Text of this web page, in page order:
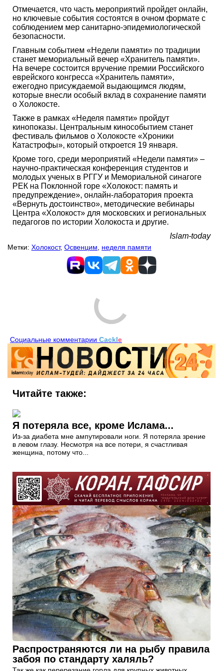
Отмечается, что часть мероприятий пройдет онлайн,
но ключевые события состоятся в очном формате с
соблюдением мер санитарно-эпидемиологической
безопасности.
Главным событием «Недели памяти» по традиции
станет мемориальный вечер «Хранитель памяти».
На вечере состоится вручение премии Российского
еврейского конгресса «Хранитель памяти»,
ежегодно присуждаемой выдающимся людям,
которые внесли особый вклад в сохранение памяти
о Холокосте.
Также в рамках «Неделя памяти» пройдут
кинопоказы. Центральным кинособытием станет
фестиваль фильмов о Холокосте «Хроники
Катастрофы», который откроется 19 января.
Кроме того, среди мероприятий «Недели памяти» –
научно-практическая конференция студентов и
молодых ученых в РГГУ и Мемориальной синагоге
РЕК на Поклонной горе «Холокост: память и
предупреждение», онлайн-лаборатория проекта
«Вернуть достоинство», методические вебинары
Центра «Холокост» для московских и региональных
педагогов по истории Холокоста и другие.
Islam-today
Метки: Холокост, Освенцим неделя памяти
Читайте также:
Из-за диабета мне ампутировали ноги. Я потеряла зрение
женщина, потому что...
Распространяются ли на рыбу правила
забоя по стандарту халяль?
Так же как перерезание горла для крупных животных
является способом забоя, соответствующим нормам
Ислама, не причиняющим животным никаких страданий и
направленным на то, чтобы их кровь была полностью
выпущена наружу, точно так же и трепыхание выловленной
из воды рыбы, не причиняет ей никакого страдания.